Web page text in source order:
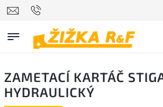
ZAMETACÍ KARTÁČ
HYDRAULICKÝ